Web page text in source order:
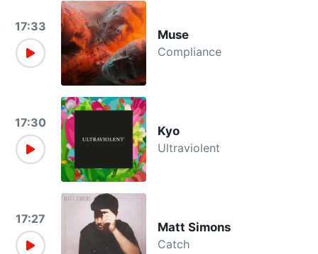
17:33
Muse
Compliance
17:30
Kyo
Ultraviolent
17:27
Matt Simons
Catch